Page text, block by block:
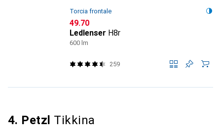
Torcia frontale
CHF
49.70
Ledlenser H8r
600 lm
259
4. Petzl Tikkina